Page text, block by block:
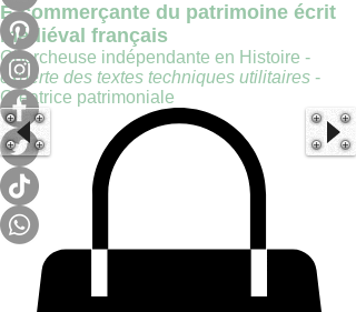
E-commerçante du patrimoine écrit
médiéval français
Chercheuse indépendante en Histoire -
experte des textes techniques utilitaires -
Créatrice patrimoniale